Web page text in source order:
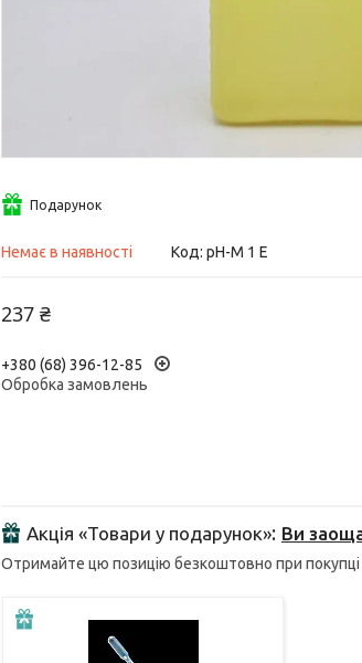
Подарунок
Немає в наявності Код: pH-M 1 E
237 ₴
+380 (68) 396-12-85
Обробка замовлень
Акція «Товари у подарунок» Ви
Отримайте цю позицію безкоштовно при